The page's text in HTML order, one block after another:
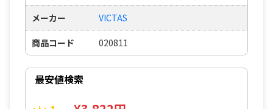
メーカー VICTAS
商品コード 020811
最安値検索